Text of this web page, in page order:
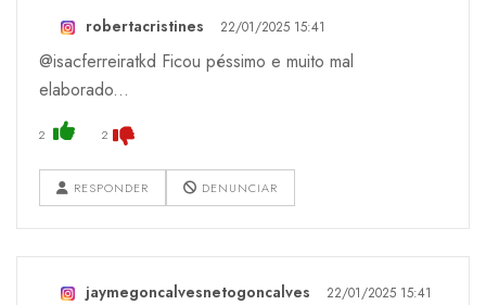
robertacristines 22/01/2025 15:41
@isacferreiratkd Ficou péssimo e muito mal
elaborado...
2 2
RESPONDER DENUNCIAR
jaymegoncalvesnetogoncalves 22/01/2025 15:41